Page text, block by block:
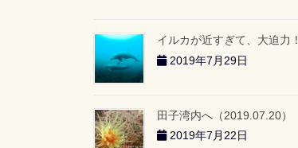
イルカが近すぎて、大迫力！
2019年7月29日
田子湾内へ（2019.07.20）
2019年7月22日